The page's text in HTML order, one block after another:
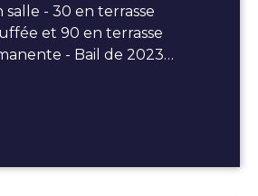
salle - 30 en terrasse
et 90 en terrasse
- Bail de 2023…